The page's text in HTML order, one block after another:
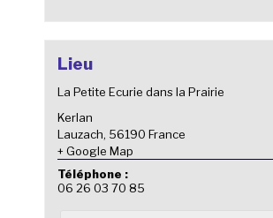
Lieu
La Petite Ecurie dans la Prairie
Kerlan
Lauzach, 56190 France
+ Google Map
Téléphone :
06 26 03 70 85